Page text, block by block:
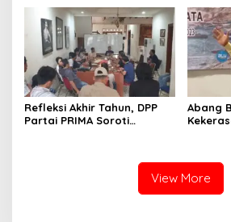
Terjaga
Refleksi Akhir Tahun, DPP
Partai PRIMA Soroti
Abang
View More